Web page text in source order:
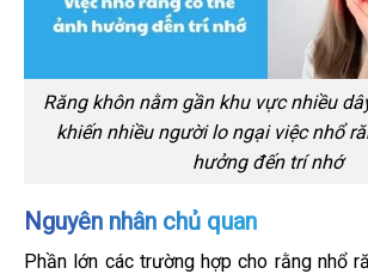
Răng khôn nằm gần khu vực nhiều
khiến nhiều người lo ngại việc nhổ
hưởng đến trí nhớ
Nguyên nhân chủ quan
Phần lớn các trường hợp cho rằng nhổ